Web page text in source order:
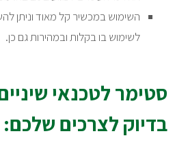
השימוש במכשיר קל מאוד וניתן
לשימוש בו בקלות ובמהירות גם כן.
סטימר לטכנאי
בדיוק לצרכים שלכם: